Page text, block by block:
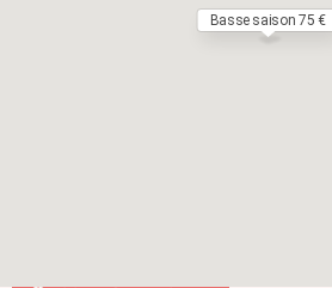
Basse saison 75 €